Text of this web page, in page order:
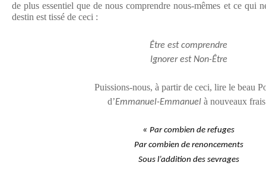
de plus essentiel que de nous comprendre nous-mêmes et ce qui
destin est tissé de ceci :
Être est comprendre
Ignorer est Non-Être
Puissions-nous, à partir de ceci, lire le beau
d’Emmanuel-Emmanuel à nouveaux
« Par combien de refuges
Par combien de renoncements
Sous l’addition des sevrages